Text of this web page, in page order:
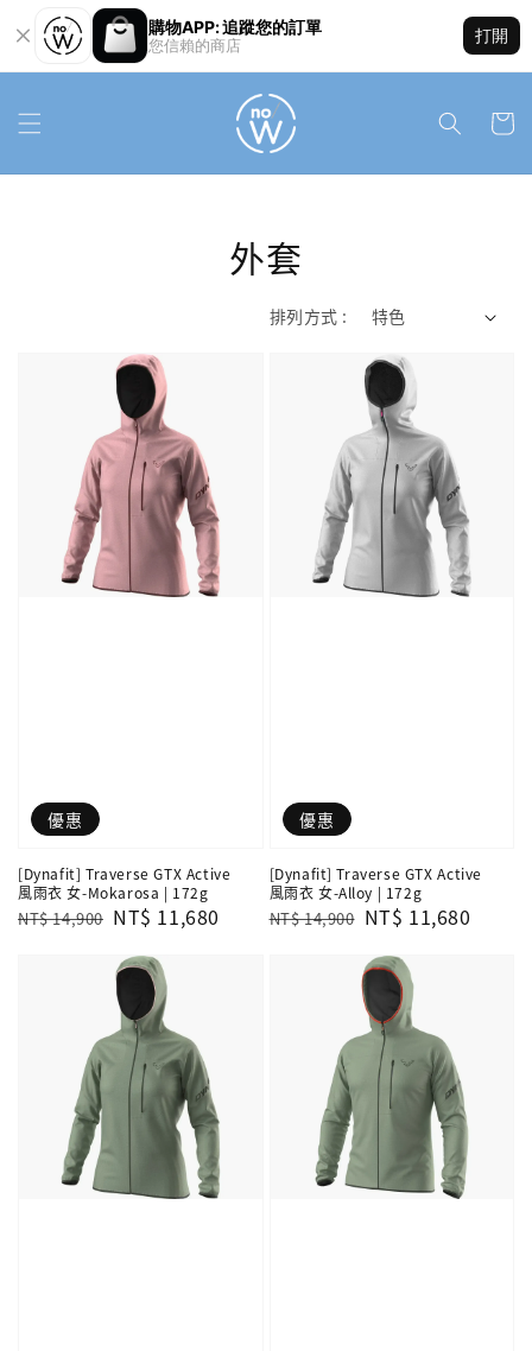
購物APP: 追蹤您的訂單
您信賴的商店
打開
外套
排列方式 :
優惠
[Dynafit] Traverse GTX Active
風雨衣 女-Mokarosa | 172g
Regular
NT$ 14,900 Sale
NT$ 11,680
優惠
[Dynafit] Traverse GTX Active
風雨衣 女-Alloy | 172g
Regular
NT$ 14,900 Sale
NT$ 11,680